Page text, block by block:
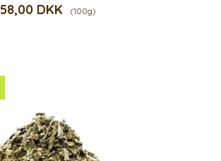
58,00 DKK (100g)